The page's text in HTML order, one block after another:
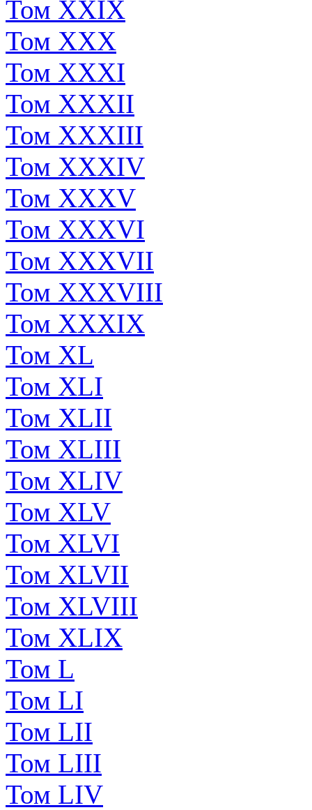
Том XXIX
Том XXX
Том XXXI
Том XXXII
Том XXXIII
Том XXXIV
Том XXXV
Том XXXVI
Том XXXVII
Том XXXVIII
Том XXXIX
Том XL
Том XLI
Том XLII
Том XLIII
Том XLIV
Том XLV
Том XLVI
Том XLVII
Том XLVIII
Том XLIX
Том L
Том LI
Том LII
Том LIII
Том LIV